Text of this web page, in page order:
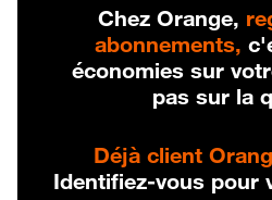
Chez Orange,
abonnements,
économies sur
pas sur la
Déjà client
Identifiez-vous pour